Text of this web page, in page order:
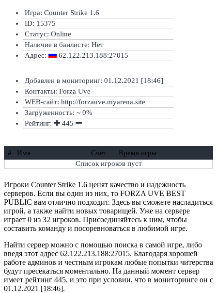
Игра: Counter Strike 1.6
ID: 15375
Статус: Online
Наличие в банлисте: Нет
Адрес:
62.122.213.188:27015
Добавлен в мониторинг: 01.12.2021 [18:46]
Контакты: Forza Uve
WEB-сайт: http://forzauve.myarena.site
Загруженность: ~ 0%
Рейтинг:
445
# Имя Счёт
Время игры
Список игроков пуст
Игроки Counter Strike 1.6 ценят качество и надежность
серверов. Если вы один из них, то FORZA UVE BEST
PUBLIC вам отлично подходит. Здесь вы сможете насладиться
игрой, а также найти новых товарищей. Уже на сервере
играет 0 из 32 игроков. Присоединяйтесь к ним, чтобы
составить команду и посоревноваться в любимой игре.
Найти сервер можно с помощью поиска в самой игре, либо
введя этот адрес 62.122.213.188:27015. Благодаря хорошей
работе админов и честным игрокам любые попытки читерства
будут пресекаться моментально. На данный момент сервер
имеет рейтинг 445, и это при условии, что в мониторинге он с
01.12.2021 [18:46].